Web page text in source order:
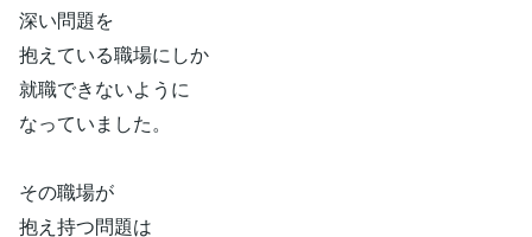
深い問題を
抱えている職場にしか
就職できないように
なっていました。
その職場が
抱え持つ問題は